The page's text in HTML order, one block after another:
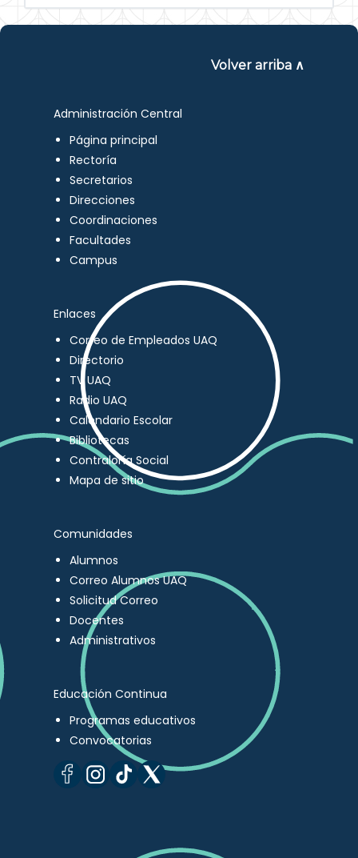
Volver arriba ∧
Administración Central
Página principal
Rectoría
Secretarios
Direcciones
Coordinaciones
Facultades
Campus
Enlaces
Correo de Empleados UAQ
Directorio
TV UAQ
Radio UAQ
Calendario Escolar
Bibliotecas
Contraloría Social
Mapa de sitio
Comunidades
Alumnos
Correo Alumnos UAQ
Solicitud Correo
Docentes
Administrativos
Educación Continua
Programas educativos
Convocatorias